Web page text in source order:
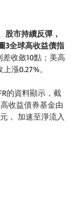
股市持續反彈，
3全球高收益債指
差收斂10點；美高
漲0.27%。
的資料顯示，截
收益債券基金由
， 加速至淨流入